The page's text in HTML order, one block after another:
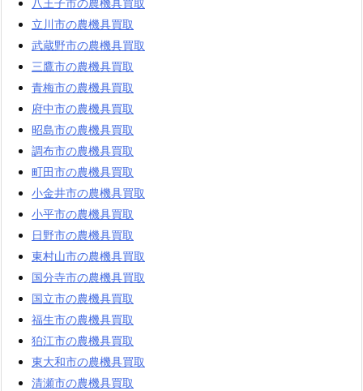
八王子市の農機具買取
立川市の農機具買取
武蔵野市の農機具買取
三鷹市の農機具買取
青梅市の農機具買取
府中市の農機具買取
昭島市の農機具買取
調布市の農機具買取
町田市の農機具買取
小金井市の農機具買取
小平市の農機具買取
日野市の農機具買取
東村山市の農機具買取
国分寺市の農機具買取
国立市の農機具買取
福生市の農機具買取
狛江市の農機具買取
東大和市の農機具買取
清瀬市の農機具買取